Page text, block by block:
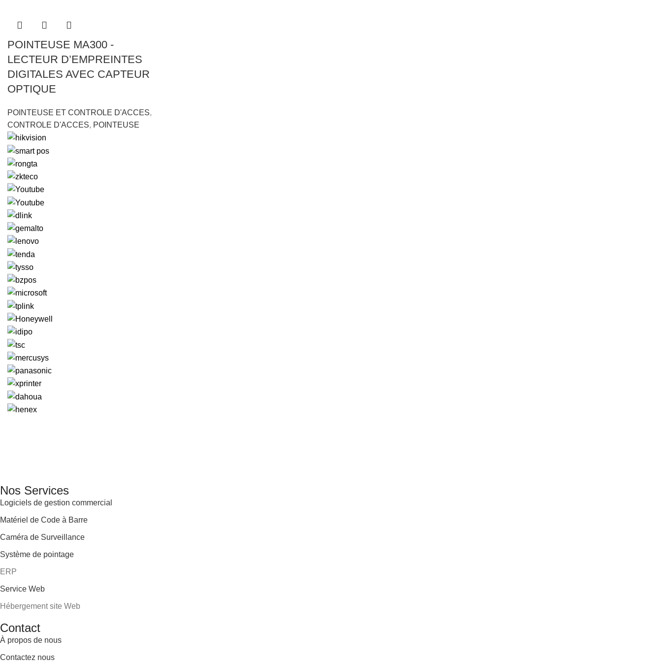
POINTEUSE MA300 -
LECTEUR D’EMPREINTES
DIGITALES AVEC CAPTEUR
OPTIQUE
POINTEUSE ET CONTROLE D'ACCES,
CONTROLE D'ACCES, POINTEUSE
Nos Services
Logiciels de gestion commercial
Matériel de Code à Barre
Caméra de Surveillance
Système de pointage
ERP
Service Web
Hébergement site Web
Contact
À propos de nous
Contactez nous